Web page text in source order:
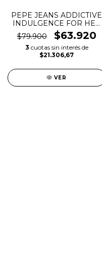
PEPE JEANS ADDICTIVE
INDULGENCE FOR HER
EDP
$79.900 $63.920
3 cuotas sin interés de
$21.306,67
VER